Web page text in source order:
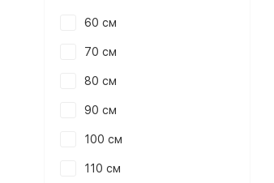
60 см
70 см
80 см
90 см
100 см
110 см